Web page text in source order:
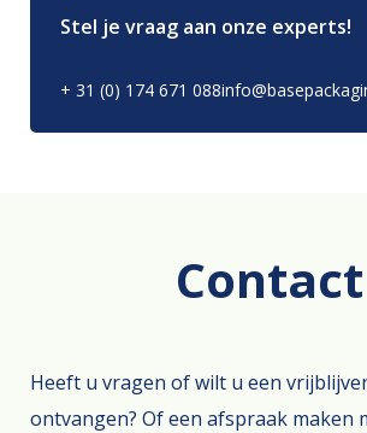
Stel je vraag aan onze experts!
+ 31 (0) 174 671 088
Contact
Heeft u vragen of wilt u een
ontvangen? Of een afspraak maken